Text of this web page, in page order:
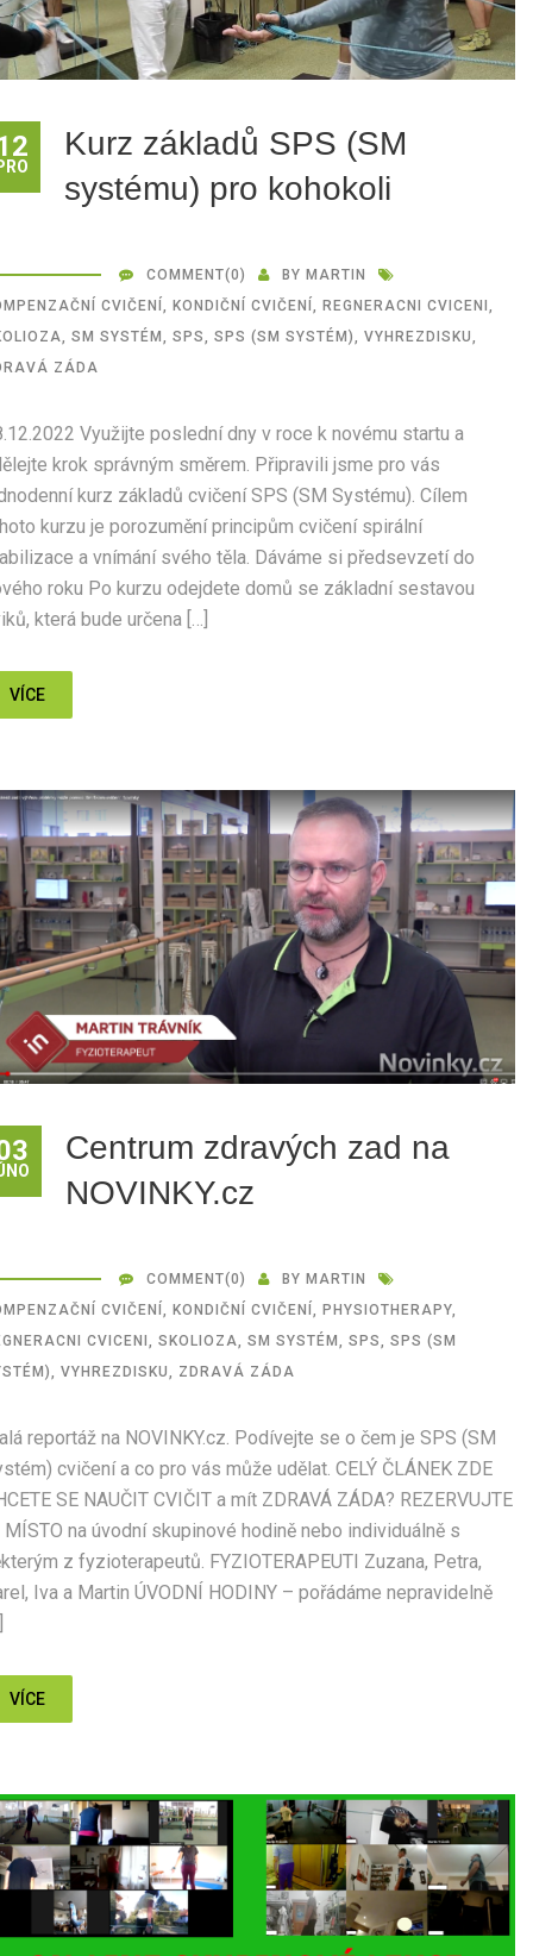
Kurz základů SPS (SM
systému) pro kohokoli
COMMENT(0) BY MARTIN
CVIČENÍ , KONDIČNÍ CVIČENÍ , REGNERACNI CVICENI ,
, SM SYSTÉM , SPS, SPS (SM SYSTÉM), VYHREZDISKU,
ZÁDA
Využijte poslední dny v roce k novému startu a
krok správným směrem. Připravili jsme pro vás
kurz základů cvičení SPS (SM Systému). Cílem
kurzu je porozumění principům cvičení spirální
a vnímání svého těla. Dáváme si předsevzetí do
roku Po kurzu odejdete domů se základní sestavou
která bude určena […]
VÍCE
Centrum zdravých zad na
NOVINKY.cz
COMMENT(0) BY MARTIN
CVIČENÍ , KONDIČNÍ CVIČENÍ , PHYSIOTHERAPY,
CVICENI , SKOLIOZA, SM SYSTÉM , SPS, SPS (SM
, VYHREZDISKU, ZDRAVÁ ZÁDA
reportáž na NOVINKY.cz. Podívejte se o čem je SPS (SM
cvičení a co pro vás může udělat. CELÝ ČLÁNEK ZDE
SE NAUČIT CVIČIT a mít ZDRAVÁ ZÁDA? REZERVUJTE
MÍSTO na úvodní skupinové hodině nebo individuálně s
z fyzioterapeutů. FYZIOTERAPEUTI Zuzana, Petra,
Iva a Martin ÚVODNÍ HODINY – pořádáme nepravidelně
VÍCE